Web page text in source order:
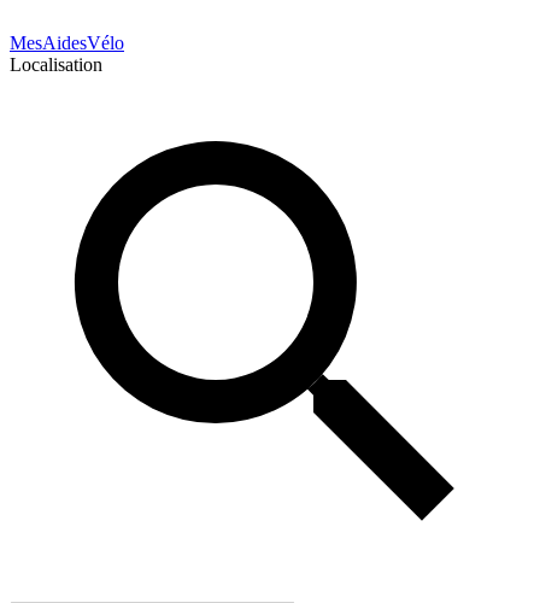
MesAidesVélo
Localisation